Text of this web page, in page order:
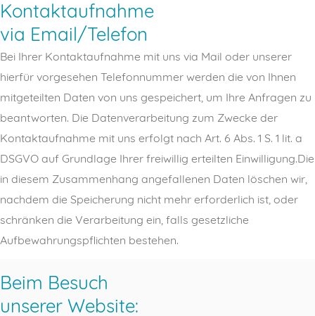
Kontaktaufnahme
via Email/Telefon
Bei Ihrer Kontaktaufnahme mit uns via Mail oder unserer
hierfür vorgesehen Telefonnummer werden die von Ihnen
mitgeteilten Daten von uns gespeichert, um Ihre Anfragen zu
beantworten. Die Datenverarbeitung zum Zwecke der
Kontaktaufnahme mit uns erfolgt nach Art. 6 Abs. 1 S. 1 lit. a
DSGVO auf Grundlage Ihrer freiwillig erteilten Einwilligung.Die
in diesem Zusammenhang angefallenen Daten löschen wir,
nachdem die Speicherung nicht mehr erforderlich ist, oder
schränken die Verarbeitung ein, falls gesetzliche
Aufbewahrungspflichten bestehen.
Beim Besuch
unserer Website: